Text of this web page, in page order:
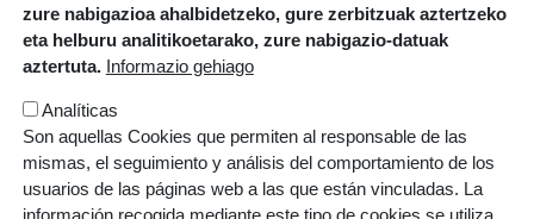
BASTIDA IKASTOLA
Avenida Diputación, 25 - 01330 Bastida, Araba
T.945 33 11 56o638 94 44 02
zure nabigazioa ahalbidetzeko, gure zerbitzuak aztertzeko
eta helburu analitikoetarako, zure nabigazio-datuak
aztertuta. Informazio gehiago
Analíticas
Son aquellas Cookies que permiten al responsable de las
mismas, el seguimiento y análisis del comportamiento de los
usuarios de las páginas web a las que están vinculadas. La